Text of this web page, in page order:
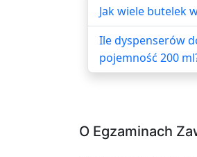
Jak wiele butelek
Ile dyspenserów
pojemność 200
O Egzaminach